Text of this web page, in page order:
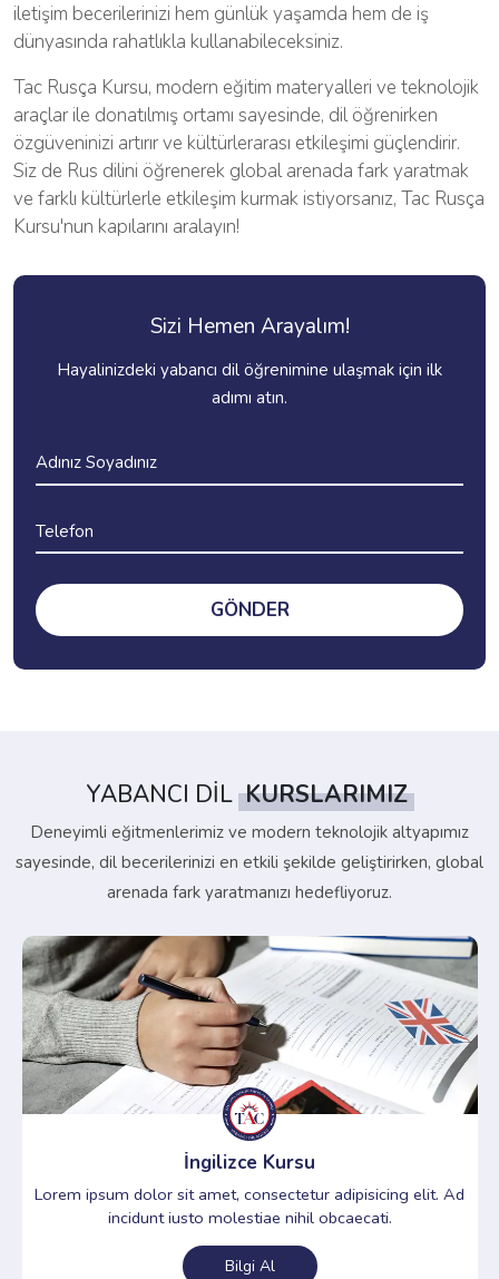
iletişim becerilerinizi hem günlük yaşamda hem de iş
dünyasında rahatlıkla kullanabileceksiniz.
Tac Rusça Kursu, modern eğitim materyalleri ve teknolojik
araçlar ile donatılmış ortamı sayesinde, dil öğrenirken
özgüveninizi artırır ve kültürlerarası etkileşimi güçlendirir.
Siz de Rus dilini öğrenerek global arenada fark yaratmak
ve farklı kültürlerle etkileşim kurmak istiyorsanız, Tac Rusça
Kursu'nun kapılarını aralayın!
Sizi Hemen Arayalım!
Hayalinizdeki yabancı dil öğrenimine ulaşmak için ilk
adımı atın.
GÖNDER
YABANCI DİL KURSLARIMIZ
Deneyimli eğitmenlerimiz ve modern teknolojik altyapımız
sayesinde, dil becerilerinizi en etkili şekilde geliştirirken, global
arenada fark yaratmanızı hedefliyoruz.
İngilizce Kursu
Lorem ipsum dolor sit amet, consectetur adipisicing elit. Ad
incidunt iusto molestiae nihil obcaecati.
Bilgi Al